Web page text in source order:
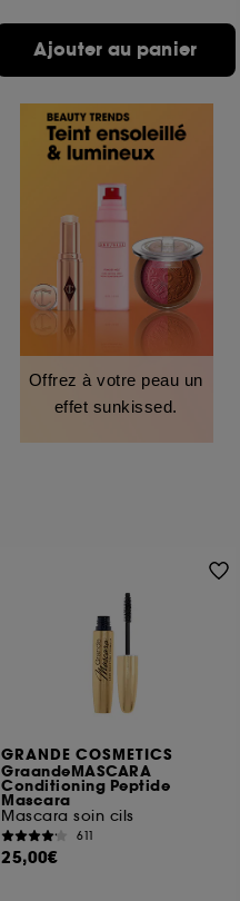
Ajouter au panier
Offrez à votre peau un
effet sunkissed.
GRANDE COSMETICS
GraandeMASCARA
Conditioning Peptide
Mascara
Mascara soin cils
611
25,00€